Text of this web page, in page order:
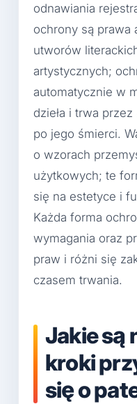
odnawiania
ochrony są prawa
utworów
artystycznych;
automatycznie w
dzieła i trwa
po jego śmierci.
o wzorach
użytkowych; te
się na estetyce i
Każda forma
wymagania oraz
praw i różni się
czasem trwania.
Jakie są
kroki
się o